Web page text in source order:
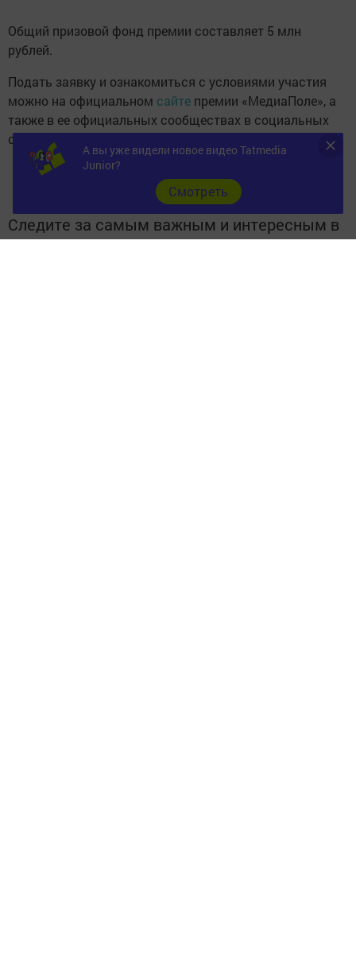
Общий призовой фонд премии составляет 5 млн
рублей.
Подать заявку и ознакомиться с условиями участия
можно на официальном сайте премии «МедиаПоле», а
также в ее официальных сообществах в социальных
сетях «ВКонтакте» и MAX.
Следите за самым важным и интересным в
А вы уже видели новое видео Tatmedia
Junior?
Cмотреть